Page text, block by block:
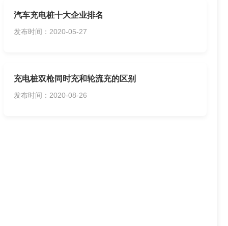
汽车充电桩十大企业排名
发布时间：2020-05-27
充电桩双枪同时充和轮流充的区别
发布时间：2020-08-26